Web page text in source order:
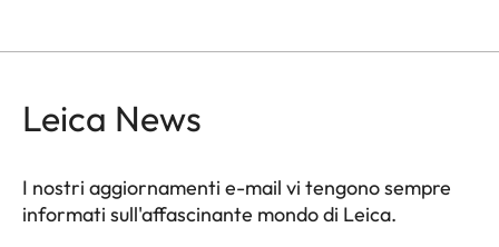
Leica News
I nostri aggiornamenti e-mail vi tengono sempre
informati sull'affascinante mondo di Leica.